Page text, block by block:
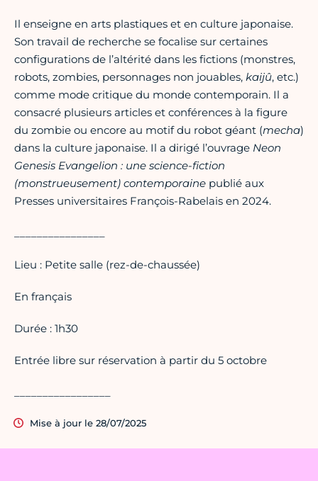
Il enseigne en arts plastiques et en culture japonaise.
Son travail de recherche se focalise sur certaines
configurations de l’altérité dans les fictions (monstres,
robots, zombies, personnages non jouables, kaijû, etc.)
comme mode critique du monde contemporain. Il a
consacré plusieurs articles et conférences à la figure
du zombie ou encore au motif du robot géant (mecha)
dans la culture japonaise. Il a dirigé l’ouvrage Neon
Genesis Evangelion : une science-fiction
(monstrueusement) contemporaine publié aux
Presses universitaires François-Rabelais en 2024.
Lieu : Petite salle (rez-de-chaussée)
En français
Durée : 1h30
Entrée libre sur réservation à partir du 5 octobre
Mise à jour le 28/07/2025